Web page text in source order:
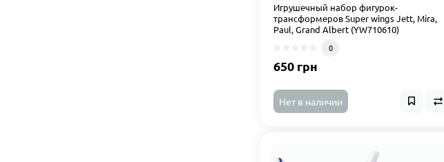
Игрушечный набор фигурок-
трансформеров Super wings Jett, Mira,
Paul, Grand Albert (YW710610)
0
650 грн
Нет в наличии